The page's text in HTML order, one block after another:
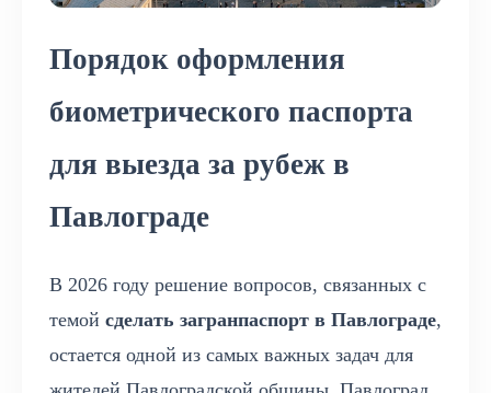
Порядок оформления
биометрического паспорта
для выезда за рубеж в
Павлограде
В 2026 году решение вопросов, связанных с
темой сделать загранпаспорт в Павлограде,
остается одной из самых важных задач для